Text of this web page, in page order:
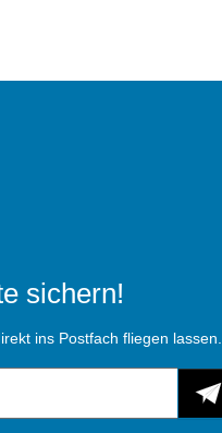
sichern!
ins Postfach fliegen lassen.